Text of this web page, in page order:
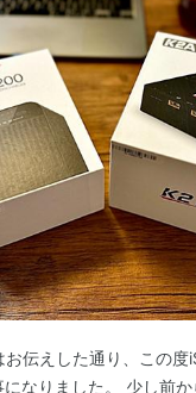
お伝えした通り、この度
になりました。 少し前